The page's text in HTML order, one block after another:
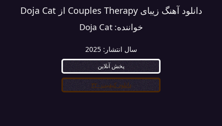
دانلود آهنگ زیبای Couples Therapy از Doja Cat
خواننده:Doja Cat
سال انتشار:2025
پخش آنلاین
دانلود کیفیت ۳۲۰